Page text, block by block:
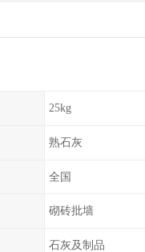
25kg
熟石灰
全国
砌砖批墙
石灰及制品